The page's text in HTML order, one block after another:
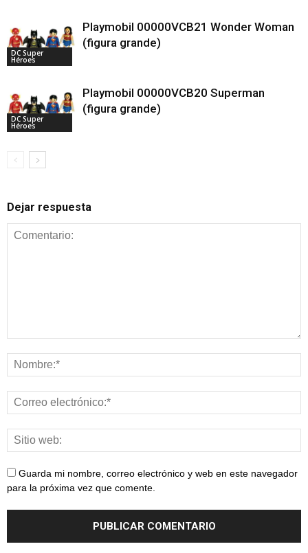
DC Super
Héroes
Playmobil 00000VCB21 Wonder Woman
(figura grande)
DC Super
Héroes
Playmobil 00000VCB20 Superman
(figura grande)
Dejar respuesta
Guarda mi nombre, correo electrónico y web en este navegador
para la próxima vez que comente.